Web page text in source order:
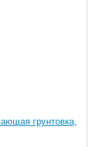
грунтовка,